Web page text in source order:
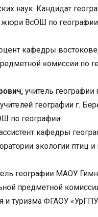
наук. Кандидат
ВсОШ по
кафедры
комиссии
учитель
географии г.
по географии.
кафедры
экологии
географии МАОУ
предметной
и туризма ФГАОУ